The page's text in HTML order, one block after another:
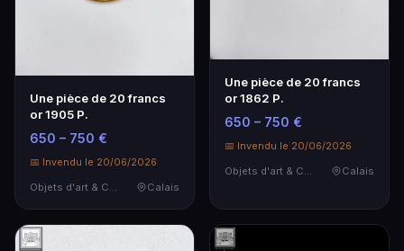
Une pièce de 20 francs
or 1905 P.
650 – 750 €
📅 Invendu le 20/06/2026
Objets d'art & Curiosités
Calais
Une pièce de 20 francs
or 1862 P.
650 – 750 €
📅 Invendu le 20/06/2026
Calais